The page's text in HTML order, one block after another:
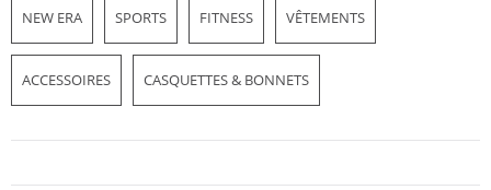
NEW ERA SPORTS FITNESS VÊTEMENTS
ACCESSOIRES CASQUETTES & BONNETS